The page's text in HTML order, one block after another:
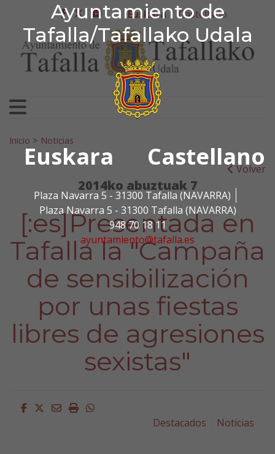
Ayuntamiento de
Tafalla/Tafallako Udala
Euskara Castellano
Plaza Navarra 5 - 31300 Tafalla (NAVARRA)
Plaza Navarra 5 - 31300 Tafalla (NAVARRA)
948 70 18 11
ayuntamiento@tafalla.es
Ir al contenido
Ayuntamiento de
facebook
twitter
youtube
Euskara Castellano
Bilatu:
Inicio > Noticias
Volver
2014ko abuztuak 7
[:es]Presentada en
Tafalla la "Campaña
de sensibilización
por unas fiestas
libres de agresiones
sexistas"
Facebook
Twitter
EmailImprimirWhatsapp
Destacados
Noticias